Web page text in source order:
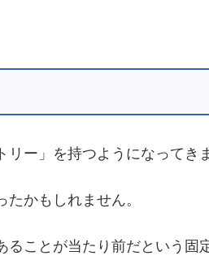
ー」を持つようになってき
かもしれません。
ことが当たり前だという固